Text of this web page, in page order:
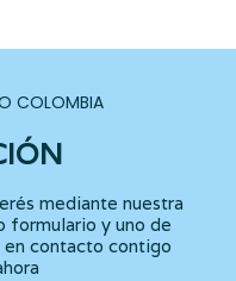
COLOMBIA
mediante nuestra
formulario y uno de
en contacto contigo